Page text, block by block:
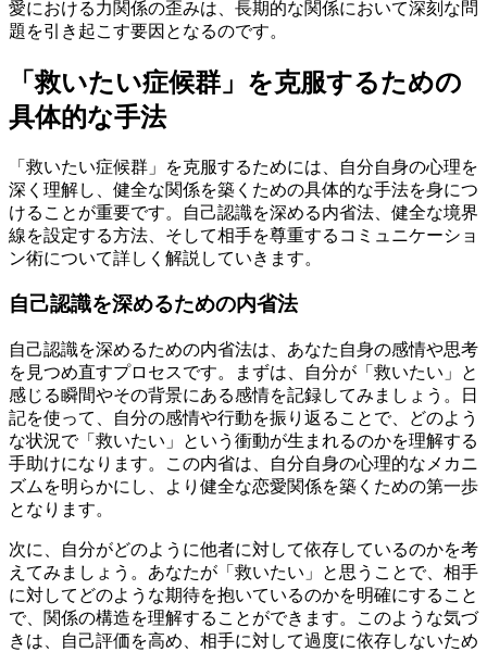
愛における力関係の歪みは、長期的な関係において深刻な問
題を引き起こす要因となるのです。
「救いたい症候群」を克服するための
具体的な手法
「救いたい症候群」を克服するためには、自分自身の心理を
深く理解し、健全な関係を築くための具体的な手法を身につ
けることが重要です。自己認識を深める内省法、健全な境界
線を設定する方法、そして相手を尊重するコミュニケーショ
ン術について詳しく解説していきます。
自己認識を深めるための内省法
自己認識を深めるための内省法は、あなた自身の感情や思考
を見つめ直すプロセスです。まずは、自分が「救いたい」と
感じる瞬間やその背景にある感情を記録してみましょう。日
記を使って、自分の感情や行動を振り返ることで、どのよう
な状況で「救いたい」という衝動が生まれるのかを理解する
手助けになります。この内省は、自分自身の心理的なメカニ
ズムを明らかにし、より健全な恋愛関係を築くための第一歩
となります。
次に、自分がどのように他者に対して依存しているのかを考
えてみましょう。あなたが「救いたい」と思うことで、相手
に対してどのような期待を抱いているのかを明確にすること
で、関係の構造を理解することができます。このような気づ
きは、自己評価を高め、相手に対して過度に依存しないため